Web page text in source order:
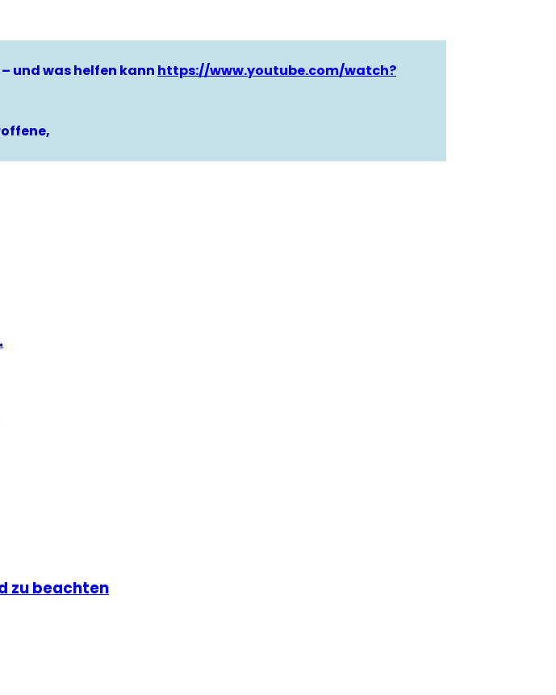
und was helfen kann https://www.youtube.com/watch?
zu beachten